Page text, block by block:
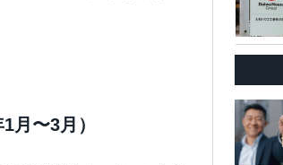
月〜3月）